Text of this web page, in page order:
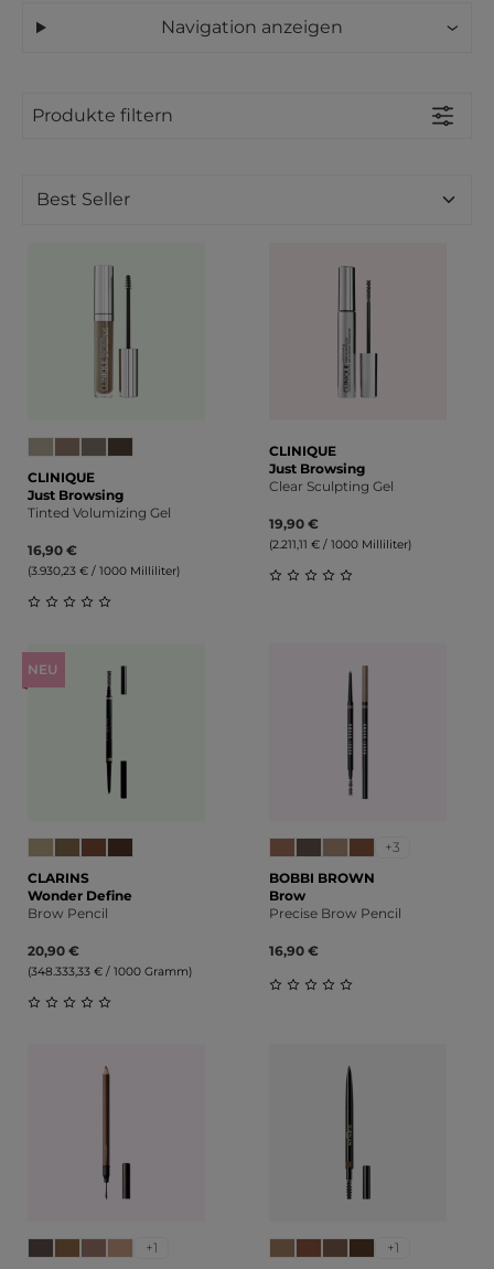
Navigation anzeigen
Produkte filtern
CLINIQUE
Just Browsing
Tinted Volumizing Gel
16,90 €
(3.930,23 € / 1000 Milliliter)
CLINIQUE
Just Browsing
Clear Sculpting Gel
19,90 €
(2.211,11 € / 1000 Milliliter)
NEU
CLARINS
Wonder Define
Brow Pencil
20,90 €
(348.333,33 € / 1000 Gramm)
+3
BOBBI BROWN
Brow
Precise Brow Pencil
16,90 €
+1
+1